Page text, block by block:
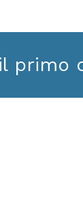
primo